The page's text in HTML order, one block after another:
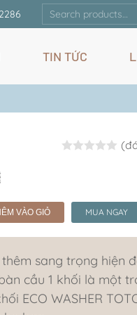
Search
for:
TIN TỨC
VÀO GIỎ MUA NGAY
sang trọng hiện
cầu 1 khối là một
ECO WASHER